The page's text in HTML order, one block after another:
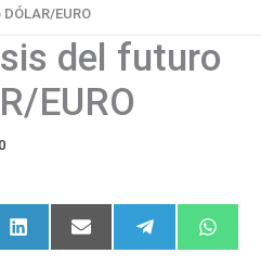
EURO
del futuro
EURO
Compartir
en
L
i
Compartir
en
E
m
Compartir
en
e
en
W
h